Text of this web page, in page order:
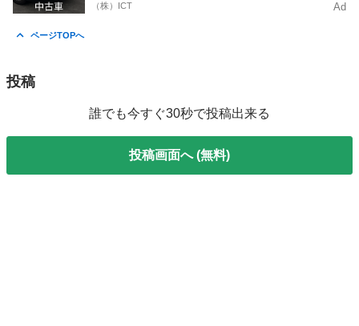
（株）ICT Ad
ページTOPへ
投稿
誰でも今すぐ30秒で投稿出来る
投稿画面へ (無料)